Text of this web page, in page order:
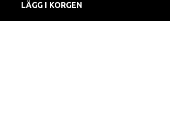
LÄGG I KORGEN